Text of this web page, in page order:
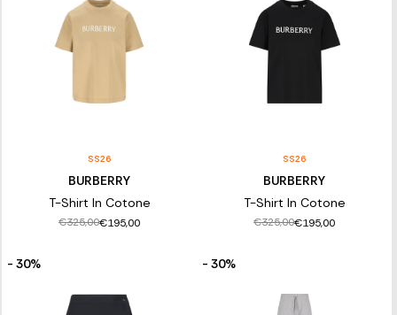
SS26
BURBERRY
T-Shirt In Cotone
€325,00€195,00
SS26
BURBERRY
T-Shirt In Cotone
€325,00€195,00
- 30% - 30%